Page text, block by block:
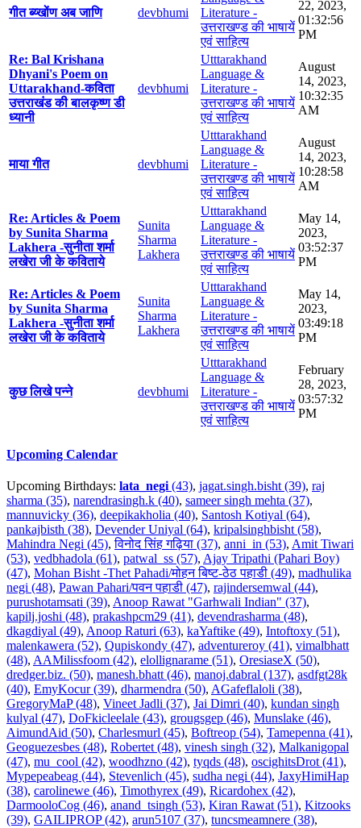
गीत ब्य्खोंण अब जाणि devbhumi
Literature -
उत्तराखण्ड की भाषायें
एवं साहित्य
22, 2023,
01:32:56
PM
Re: Bal Krishana
Dhyani's Poem on
Uttarakhand-कविता
उत्तराखंड की बालकृष्ण डी
ध्यानी
devbhumi
Utttarakhand
Language &
Literature -
उत्तराखण्ड की भाषायें
एवं साहित्य
August
14, 2023,
10:32:35
AM
माया गीत devbhumi
Utttarakhand
Language &
Literature -
उत्तराखण्ड की भाषायें
एवं साहित्य
August
14, 2023,
10:28:58
AM
Re: Articles & Poem
by Sunita Sharma
Lakhera -सुनीता शर्मा
लखेरा जी के कविताये
Sunita
Sharma
Lakhera
Utttarakhand
Language &
Literature -
उत्तराखण्ड की भाषायें
एवं साहित्य
May 14,
2023,
03:52:37
PM
Re: Articles & Poem
by Sunita Sharma
Lakhera -सुनीता शर्मा
लखेरा जी के कविताये
Sunita
Sharma
Lakhera
Utttarakhand
Language &
Literature -
उत्तराखण्ड की भाषायें
एवं साहित्य
May 14,
2023,
03:49:18
PM
कुछ लिखे पन्ने devbhumi
Utttarakhand
Language &
Literature -
उत्तराखण्ड की भाषायें
एवं साहित्य
February
28, 2023,
03:57:32
PM
Upcoming Calendar
Upcoming Birthdays: lata_negi(43), jagat.singh.bisht (39), raj
sharma (35), narendrasingh.k (40), sameer singh mehta (37),
mannuvicky (36), deepikakholia (40), Santosh Kotiyal (64),
pankajbisth (38), Devender Uniyal (64), kripalsinghbisht (58),
Mahindra Negi (45),विनोद सिंह गढ़िया (37), anni_in (53), Amit Tiwari
(53), vedbhadola (61), patwal_ss (57), Ajay Tripathi (Pahari Boy)
(47), Mohan Bisht -Thet Pahadi/मोहन बिष्ट-ठेठ पहाडी (49), madhulika
negi (48), Pawan Pahari/पवन पहाडी (47), rajindersemwal (44),
purushotamsati (39), Anoop Rawat "Garhwali Indian" (37),
kapilj.joshi (48), prakashpcm29 (41), devendrasharma (48),
dkagdiyal (49), Anoop Raturi (63), kaYaftike (49), Intoftoxy (51),
malenkawera (52), Qupiskondy (47), adventureroy (41), vimalbhatt
(48), AAMilissfoom (42), elollignarame (51), OresiaseX (50),
dredger.biz. (50), manesh.bhatt (46), manoj.dabral (137), asdfgt28k
(40), EmyKocur (39), dharmendra (50), AGafeflaloli (38),
GregoryMaP (48), Vineet Jadli (37), Jai Dimri (40), kundan singh
kulyal (47), DoFkicleelale (43), grougsgep (46), Munslake (46),
AimundAid (50), Charlesmurl (45), Boftreop (54), Tamepenna (41),
Geoguezesbes (48), Robertet (48), vinesh singh (32), Malkanigopal
(47), mu_cool (42), woodhzno (42), tyqds (48), oscighitsDrot (41),
Mypepeabeag (44), Stevenlich (45), sudha negi (44), JaxyHimiHap
(38), carolinewe (46), Timothyrex (49), Ricardohex (42),
DarmooloCog (46), anand_tsingh (53), Kiran Rawat (51), Kitzooks
(39), GAILIPROP (42), arun5107 (37), tuncsmeamnere (38),